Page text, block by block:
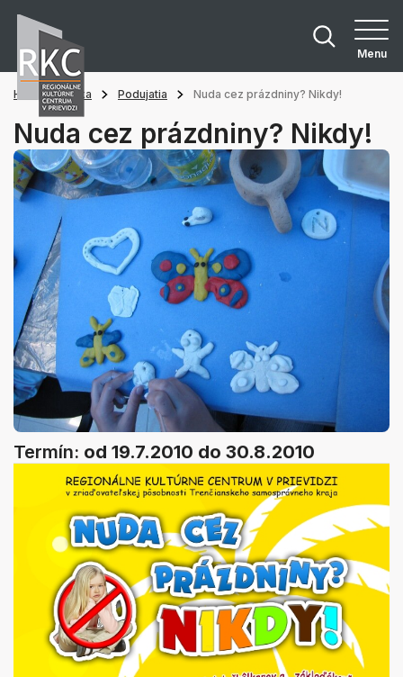
Menu
Hlavná stránka Podujatia Nuda cez prázdniny? Nikdy!
Nuda cez prázdniny? Nikdy!
Termín: od 19.7.2010 do 30.8.2010